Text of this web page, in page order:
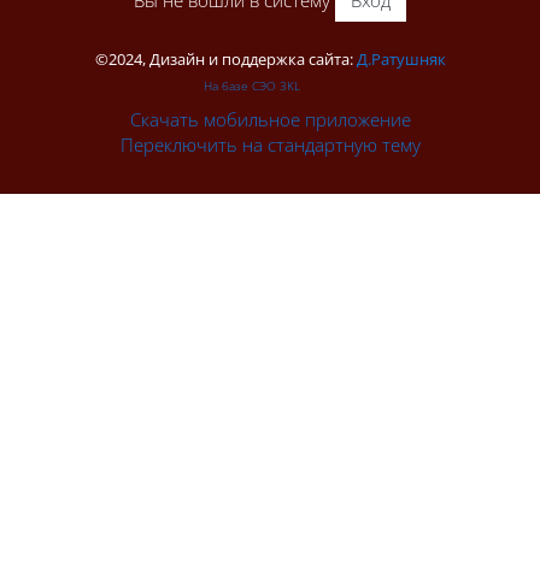
©2024, Дизайн и поддержка сайта:Д.Ратушняк
На базе СЭО 3KL
Скачать мобильное приложение
Переключить на стандартную тему